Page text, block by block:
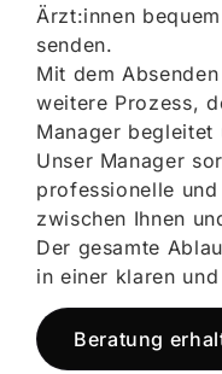
Ärzt:innen
senden.
Mit dem
weitere Prozess,
Manager
Unser Manager
professionelle
zwischen Ihnen
Der gesamte
in einer klaren
Beratung